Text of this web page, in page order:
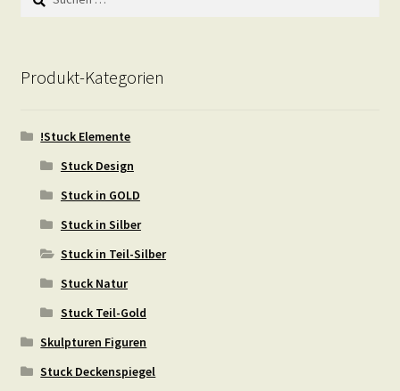
nach:
Produkt-Kategorien
!Stuck Elemente
Stuck Design
Stuck in GOLD
Stuck in Silber
Stuck in Teil-Silber
Stuck Natur
Stuck Teil-Gold
Skulpturen Figuren
Stuck Deckenspiegel